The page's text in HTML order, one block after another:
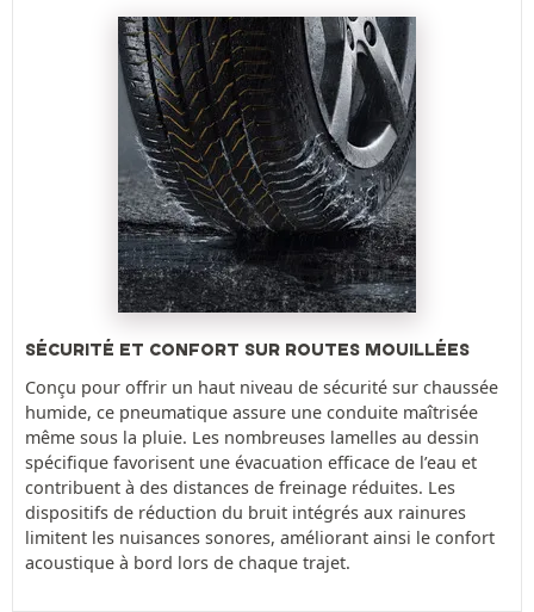
SÉCURITÉ ET CONFORT SUR ROUTES MOUILLÉES
Conçu pour offrir un haut niveau de sécurité sur chaussée
humide, ce pneumatique assure une conduite maîtrisée
même sous la pluie. Les nombreuses lamelles au dessin
spécifique favorisent une évacuation efficace de l’eau et
contribuent à des distances de freinage réduites. Les
dispositifs de réduction du bruit intégrés aux rainures
limitent les nuisances sonores, améliorant ainsi le confort
acoustique à bord lors de chaque trajet.